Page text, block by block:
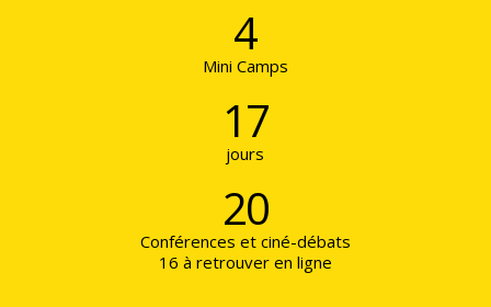
4
Mini Camps
17
jours
20
Conférences et ciné-débats
16 à retrouver en ligne